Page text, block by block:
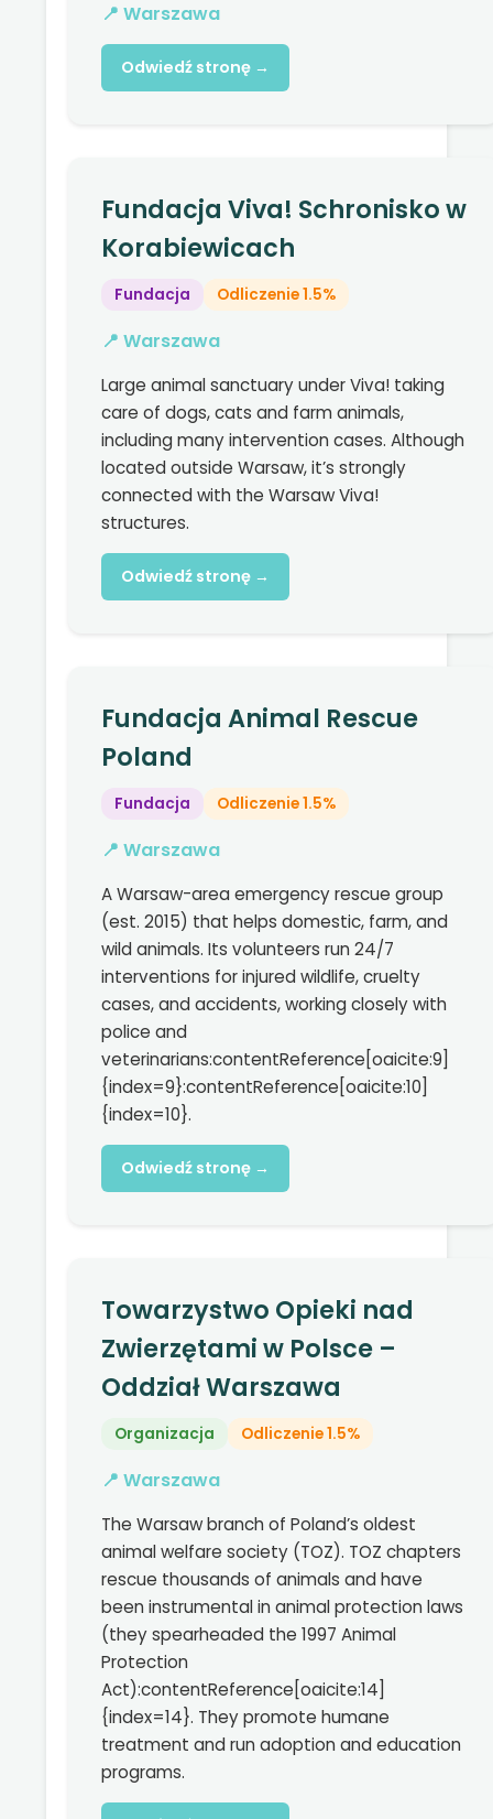
📍 Warszawa
Odwiedź stronę →
Fundacja Viva! Schronisko w
Korabiewicach
Fundacja Odliczenie 1.5%
📍 Warszawa
Large animal sanctuary under Viva! taking
care of dogs, cats and farm animals,
including many intervention cases. Although
located outside Warsaw, it’s strongly
connected with the Warsaw Viva!
structures.
Odwiedź stronę →
Fundacja Animal Rescue
Poland
Fundacja Odliczenie 1.5%
📍 Warszawa
A Warsaw-area emergency rescue group
(est. 2015) that helps domestic, farm, and
wild animals. Its volunteers run 24/7
interventions for injured wildlife, cruelty
cases, and accidents, working closely with
police and
veterinarians:contentReference[oaicite:9]
{index=9}:contentReference[oaicite:10]
{index=10}.
Odwiedź stronę →
Towarzystwo Opieki nad
Zwierzętami w Polsce –
Oddział Warszawa
Organizacja Odliczenie 1.5%
📍 Warszawa
The Warsaw branch of Poland’s oldest
animal welfare society (TOZ). TOZ chapters
rescue thousands of animals and have
been instrumental in animal protection laws
(they spearheaded the 1997 Animal
Protection
Act):contentReference[oaicite:14]
{index=14}. They promote humane
treatment and run adoption and education
programs.